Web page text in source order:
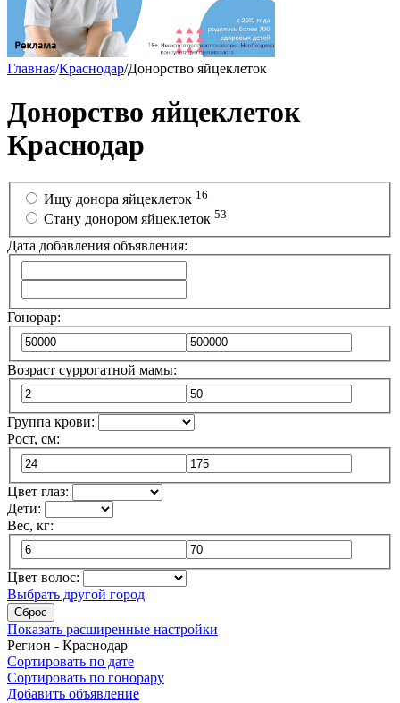
Главная/Краснодар/Донорство яйцеклеток
Донорство яйцеклеток
Краснодар
Ищу донора яйцеклеток 16
Стану донором яйцеклеток 53
Дата добавления объявления:
Гонорар:
Возраст суррогатной мамы:
Группа крови:
Рост, см:
Цвет глаз:
Дети:
Вес, кг:
Цвет волос:
Выбрать другой город
Сброс
Показать расширенные настройки
Регион - Краснодар
Сортировать по дате
Сортировать по гонорару
Добавить объявление